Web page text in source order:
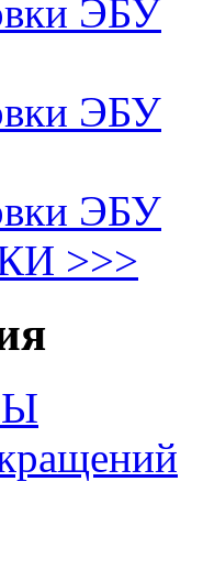
ЭБУ
ЭБУ
ЭБУ
>>>